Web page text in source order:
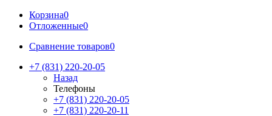
Корзина0
Отложенные0
Сравнение товаров0
+7 (831) 220-20-05
Назад
Телефоны
+7 (831) 220-20-05
+7 (831) 220-20-11